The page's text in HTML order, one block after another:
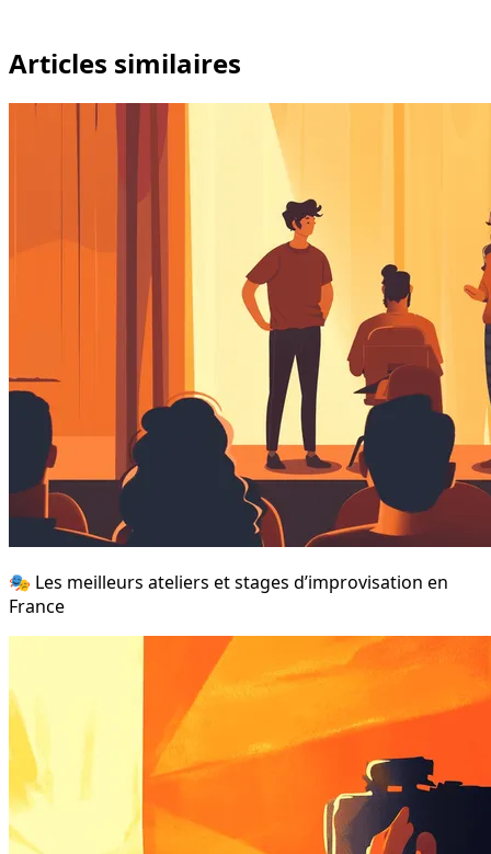
Articles similaires
🎭 Les meilleurs ateliers et stages d’improvisation en
France